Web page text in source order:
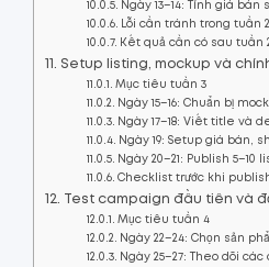
Ngày 13–14: Tính giá bán
Lỗi cần tránh trong tuần 2
Kết quả cần có sau tuần
Setup listing, mockup và
Mục tiêu tuần 3
Ngày 15–16: Chuẩn bị
Ngày 17–18: Viết title và
Ngày 19: Setup giá bán,
Ngày 20–21: Publish 5–10
Checklist trước khi
Test campaign đầu tiên và
Mục tiêu tuần 4
Ngày 22–24: Chọn sản
Ngày 25–27: Theo dõi các